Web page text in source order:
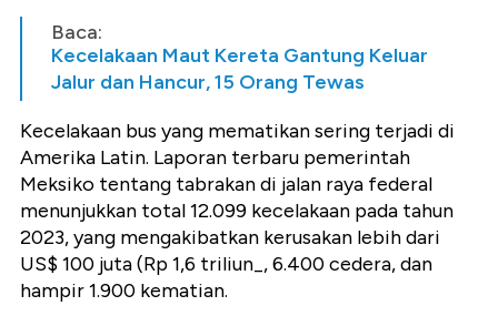
Baca:
Kecelakaan Maut Kereta Gantung Keluar
Jalur dan Hancur, 15 Orang Tewas
Kecelakaan bus yang mematikan sering terjadi di
Amerika Latin. Laporan terbaru pemerintah
Meksiko tentang tabrakan di jalan raya federal
menunjukkan total 12.099 kecelakaan pada tahun
2023, yang mengakibatkan kerusakan lebih dari
US$ 100 juta (Rp 1,6 triliun_, 6.400 cedera, dan
hampir 1.900 kematian.